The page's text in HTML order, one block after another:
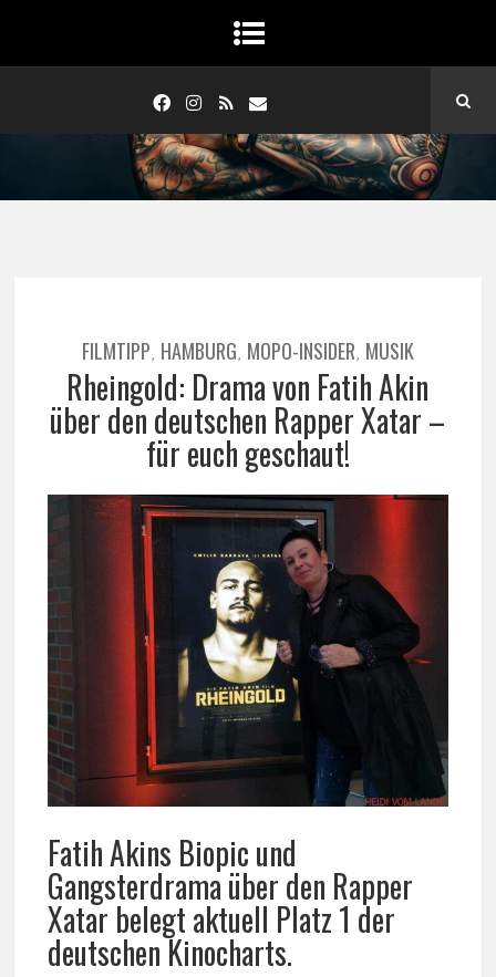
FILMTIPP, HAMBURG, MOPO-INSIDER, MUSIK
Rheingold: Drama von Fatih Akin
über den deutschen Rapper Xatar –
für euch geschaut!
Fatih Akins Biopic und
Gangsterdrama über den Rapper
Xatar belegt aktuell Platz 1 der
deutschen Kinocharts.